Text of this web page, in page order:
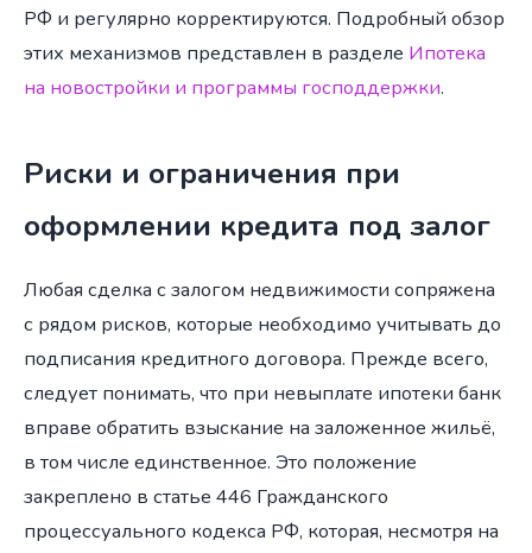
РФ и регулярно корректируются. Подробный обзор
этих механизмов представлен в разделе Ипотека
на новостройки и программы господдержки.
Риски и ограничения при
оформлении кредита под залог
Любая сделка с залогом недвижимости сопряжена
с рядом рисков, которые необходимо учитывать до
подписания кредитного договора. Прежде всего,
следует понимать, что при невыплате ипотеки банк
вправе обратить взыскание на заложенное жильё,
в том числе единственное. Это положение
закреплено в статье 446 Гражданского
процессуального кодекса РФ, которая, несмотря на